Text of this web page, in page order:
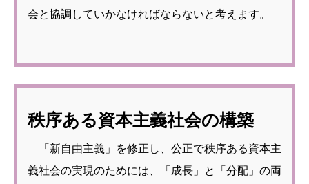
会と協調していかなければならないと考えます。
秩序ある資本主義社会の構築
「新自由主義」を修正し、公正で秩序ある資本主
義社会の実現のためには、「成長」と「分配」の両